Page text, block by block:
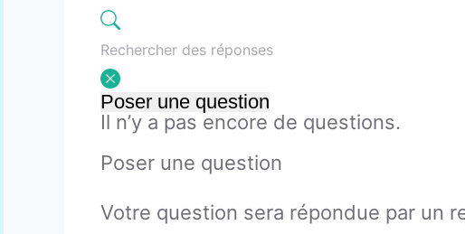
Poser une question
Il n’y a pas encore de questions.
Poser une question
Votre question sera répondue par un